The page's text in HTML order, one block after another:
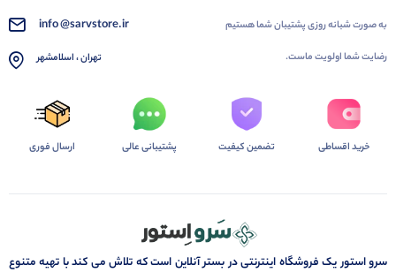
به صورت شبانه روزی پشتیبان شما هستیم
رضایت شما اولویت ماست.
info @sarvstore.ir
تهران ، اسلامشهر
خرید اقساطی تضمین کیفیت پشتیبانی عالی ارسال فوری
سرو استور یک فروشگاه اینترنتی در بستر آنلاین است که تلاش می کند با تهیه متنوع